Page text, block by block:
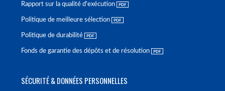
Rapport sur la qualité d'exécution
Politique de meilleure sélection
Politique de durabilité
Fonds de garantie des dépôts et de résolution
SÉCURITÉ & DONNÉES PERSONNELLES